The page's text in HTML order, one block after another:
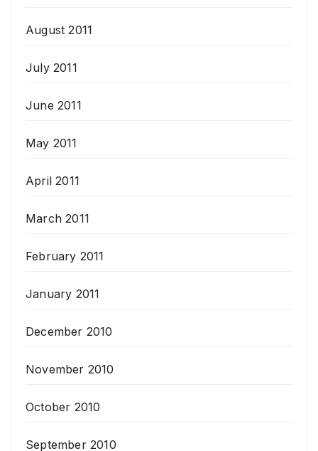
August 2011
July 2011
June 2011
May 2011
April 2011
March 2011
February 2011
January 2011
December 2010
November 2010
October 2010
September 2010